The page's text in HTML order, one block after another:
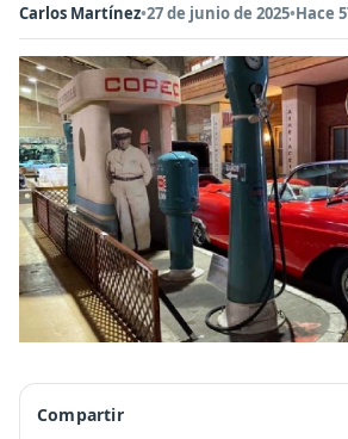
Carlos Martínez•27 de junio de 2025•Hace
Compartir